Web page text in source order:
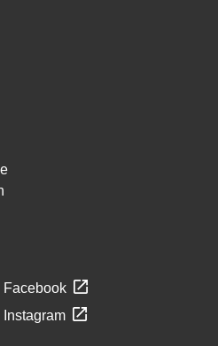
Facebook